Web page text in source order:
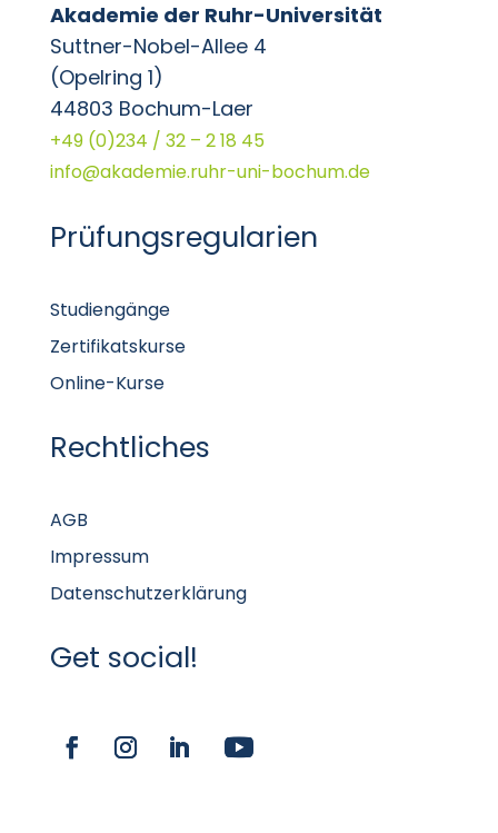
Akademie der Ruhr-Universität
Suttner-Nobel-Allee 4
(Opelring 1)
44803 Bochum-Laer
+49 (0)234 / 32 – 2 18 45
info@akademie.ruhr-uni-bochum.de
Prüfungsregularien
Studiengänge
Zertifikatskurse
Online-Kurse
Rechtliches
AGB
Impressum
Datenschutzerklärung
Get social!